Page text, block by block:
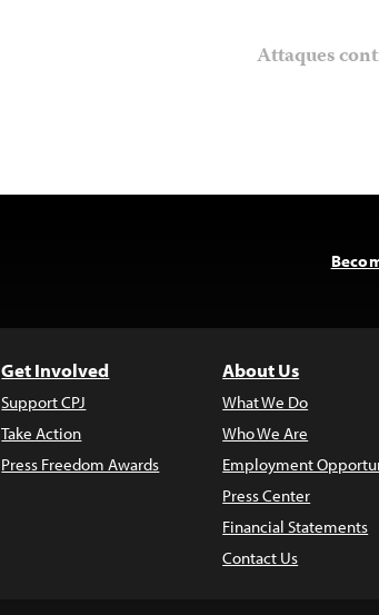
Attaques
Get Involved
Support CPJ
Take Action
Press Freedom Awards
About Us
What We Do
Who We Are
Employment
Press Center
Financial Statements
Contact Us